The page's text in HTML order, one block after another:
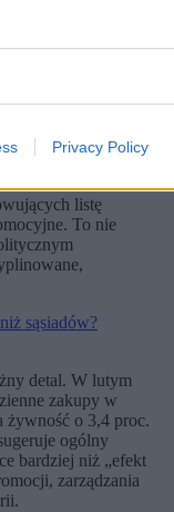
Privacy Policy
Cena jest dziś
badanych, wobec
57,8 proc., a
i warzywach oraz
listę
To nie
sąsiadów?
detal. W lutym
zakupy w
żywność o 3,4 proc.
ogólny
bardziej niż „efekt
zarządzania